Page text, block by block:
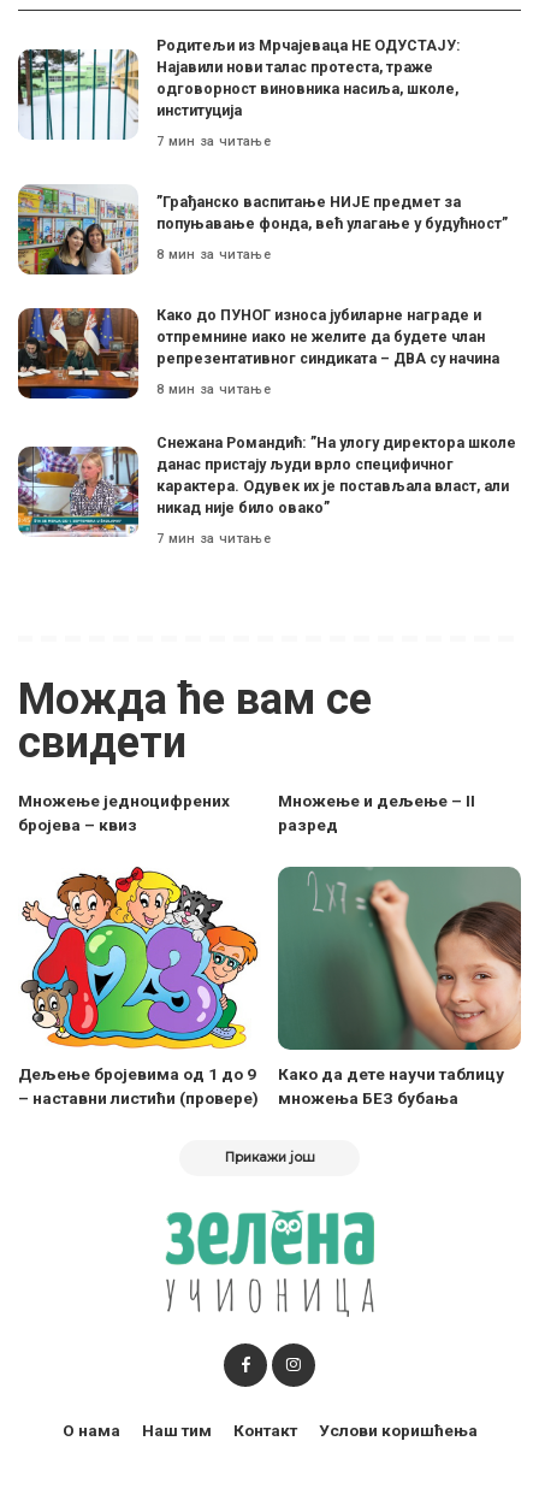
Родитељи из Мрчајеваца НЕ ОДУСТАЈУ:
Најавили нови талас протеста, траже
одговорност виновника насиља, школе,
институција
7 мин за читање
”Грађанско васпитање НИЈЕ предмет за
попуњавање фонда, већ улагање у будућност”
8 мин за читање
Како до ПУНОГ износа јубиларне награде и
отпремнине иако не желите да будете члан
репрезентативног синдиката – ДВА су начина
8 мин за читање
Снежана Романдић: ”На улогу директора школе
данас пристају људи врло специфичног
карактера. Одувек их је постављала власт, али
никад није било овако”
7 мин за читање
Можда ће вам се
свидети
Множење једноцифрених
бројева – квиз
Множење и дељење – II
разред
Дељење бројевима од 1 до 9
– наставни листићи (провере)
Како да дете научи таблицу
множења БЕЗ бубања
Прикажи још
О нама Наш тим Контакт Услови коришћења